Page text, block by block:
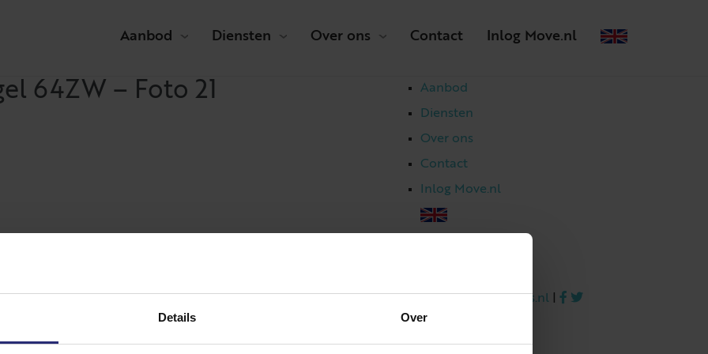
Details Over
Aanbod Diensten Over ons Contact Inlog Move.nl
64ZW – Foto 21
Aanbod
Diensten
Over ons
Contact
Inlog Move.nl
info@netmakelaars.nl